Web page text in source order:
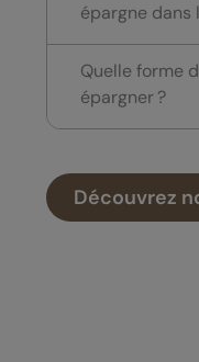
épargne dans
Quelle forme
épargner ?
Découvrez